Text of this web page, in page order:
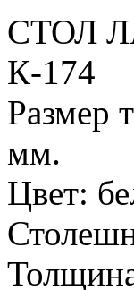
СТОЛ
К-174
Размер
мм.
Цвет: